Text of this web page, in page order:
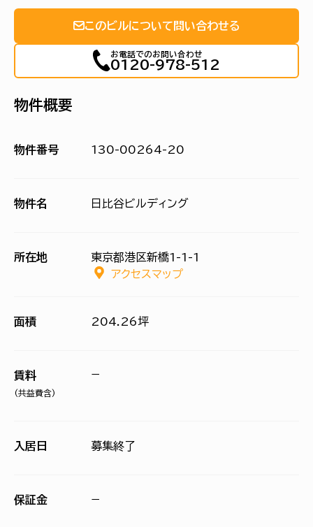
このビルについて問い合わせる
お電話でのお問い合わせ
0120-978-512
物件概要
物件番号 130-00264-20
物件名 日比谷ビルディング
所在地
東京都港区新橋1-1-1
アクセスマップ
面積 204.26坪
賃料
(共益費含)
−
入居日 募集終了
保証金 −